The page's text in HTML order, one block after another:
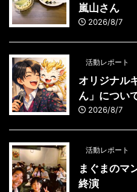
嵐山さん
2026/8/7
活動レポート
オリジナル
ん」につい
2026/8/7
活動レポート
まぐまのマ
終演